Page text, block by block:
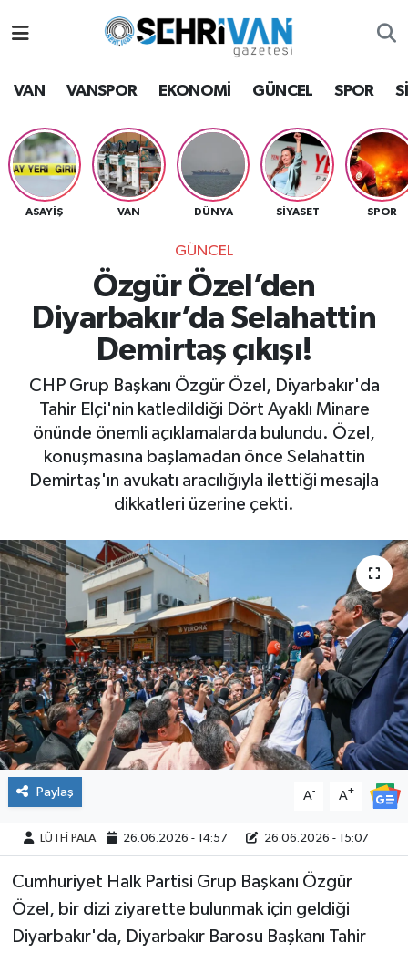
VAN VANSPOR EKONOMİ GÜNCEL SPOR
ASAYİŞ VAN DÜNYA SİYASET SPOR
GÜNCEL
Özgür Özel’den
Diyarbakır’da Selahattin
Demirtaş çıkışı!
CHP Grup Başkanı Özgür Özel, Diyarbakır'da
Tahir Elçi'nin katledildiği Dört Ayaklı Minare
önünde önemli açıklamalarda bulundu. Özel,
konuşmasına başlamadan önce Selahattin
Demirtaş'ın avukatı aracılığıyla ilettiği mesajla
dikkatleri üzerine çekti.
Paylaş A- A+
LÜTFİ PALA 26.06.2026 - 14:57 26.06.2026 - 15:07
Cumhuriyet Halk Partisi Grup Başkanı Özgür
Özel, bir dizi ziyarette bulunmak için geldiği
Diyarbakır'da, Diyarbakır Barosu Başkanı Tahir
Van Hava Durumu
VAN Namaz Vakitleri
Van Trafik Yoğunluk Haritası
Süper Lig Puan Durumu ve Fikstür
Tüm Manşetler
Son Dakika Haberleri
Haber Arşivi